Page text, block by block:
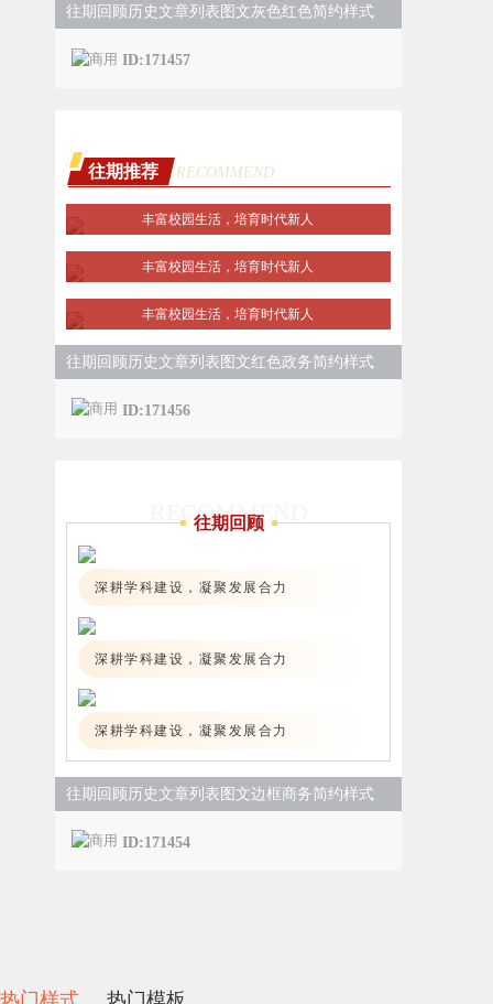
往期回顾历史文章列表图文灰色红色简约样式
ID:171457
往期推荐 RECOMMEND
丰富校园生活，培育时代新人
丰富校园生活，培育时代新人
丰富校园生活，培育时代新人
往期回顾历史文章列表图文红色政务简约样式
ID:171456
RECOMMEND
往期回顾
深耕学科建设，凝聚发展合力
深耕学科建设，凝聚发展合力
深耕学科建设，凝聚发展合力
往期回顾历史文章列表图文边框商务简约样式
ID:171454
热门样式 热门模板